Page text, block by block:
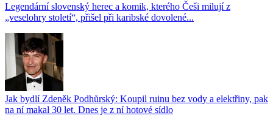
Legendární slovenský herec a komik, kterého Češi milují z
„veselohry století“, přišel při karibské dovolené...
Jak bydlí Zdeněk Podhůrský: Koupil ruinu bez vody a elektřiny, pak
na ní makal 30 let. Dnes je z ní hotové sídlo